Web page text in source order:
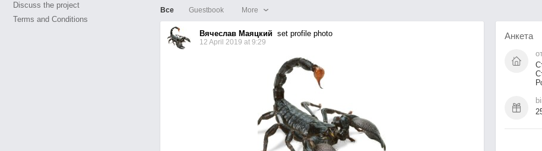
Discuss the project
Terms and Conditions
Все Guestbook More
Вячеслав Маяцкийset profile photo
12 April 2019 at 9:29
Анкета